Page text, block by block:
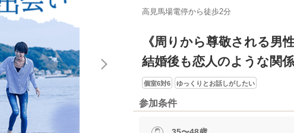
高見馬場電停から徒歩2分
《周りから尊敬される男性
結婚後も恋人のような関
個室6対6 ゆっくりとお話しがしたい
参加条件